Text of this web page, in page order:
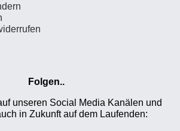
Folgen..
unseren Social Media Kanälen und
in Zukunft auf dem Laufenden: